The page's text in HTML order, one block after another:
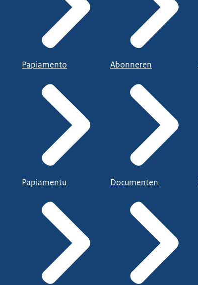
Papiamento
Papiamentu
Abonneren
Documenten